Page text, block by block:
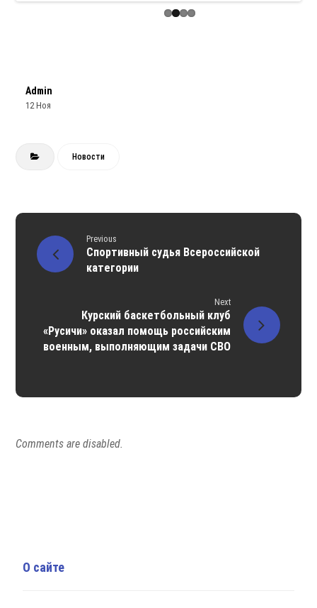
Admin
12 Ноя
Новости
Previous
Спортивный судья Всероссийской
категории
Next
Курский баскетбольный клуб
«Русичи» оказал помощь российским
военным, выполняющим задачи СВО
Comments are disabled.
О сайте